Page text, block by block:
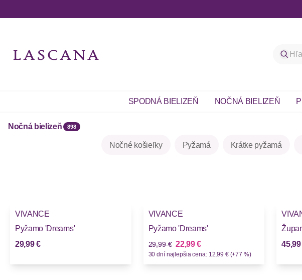
SPODNÁ BIELIZEŇ NOČNÁ BIELIZEŇ
Nočná bielizeň 898
Nočné košieľky Pyžamá Krátke pyžamá
VIVANCE
Pyžamo 'Dreams'
29,99 €
VIVANCE
Pyžamo 'Dreams'
Stará cena
29,99 € Nová cena
22,99 €
30 dní najlepšia cena: 12,99 € (+77 %)
45,99